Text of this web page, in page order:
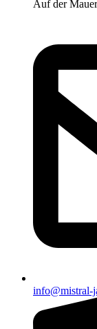
Auf der
info@mistral-